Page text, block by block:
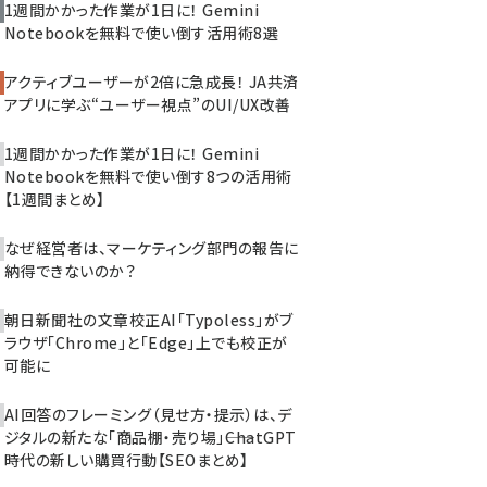
1週間かかった作業が1日に！ Gemini
Notebookを無料で使い倒す活用術8選
アクティブユーザーが2倍に急成長！ JA共済
アプリに学ぶ“ユーザー視点”のUI/UX改善
1週間かかった作業が1日に！ Gemini
Notebookを無料で使い倒す8つの活用術
【1週間まとめ】
なぜ経営者は、マーケティング部門の報告に
納得できないのか？
朝日新聞社の文章校正AI「Typoless」がブ
ラウザ「Chrome」と「Edge」上でも校正が
可能に
AI回答のフレーミング（見せ方・提示）は、デ
ジタルの新たな「商品棚・売り場」――ChatGPT
時代の新しい購買行動【SEOまとめ】